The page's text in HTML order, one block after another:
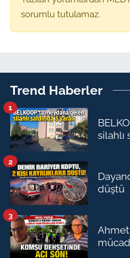
sorumlu tutulamaz.
Trend Haberler
silahlı
1
düştü
2
3